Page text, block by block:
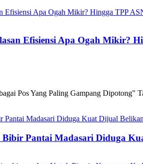
Efisiensi Apa Ogah Mikir?
Pos Yang Paling Gampang
Bibir Pantai Madasari Diduga